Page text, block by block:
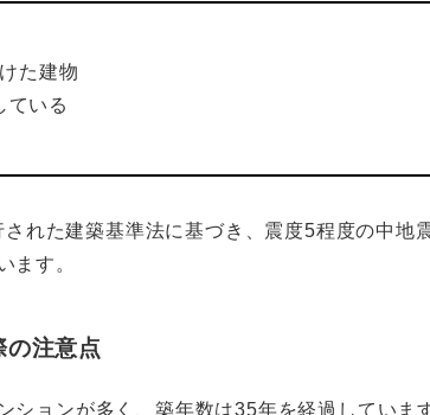
た建物
ている
れた建築基準法に基づき、震度5程度の中地
ます。
の注意点
ションが多く、築年数は35年を経過していま